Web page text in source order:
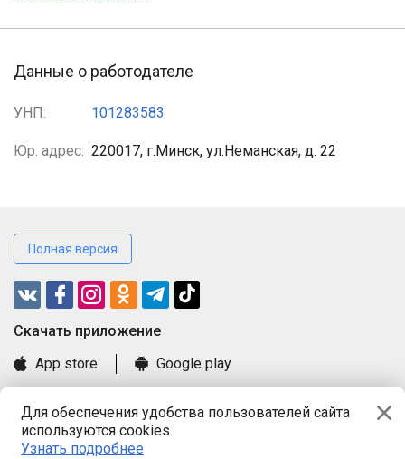
Для обеспечения удобства пользователей сайта
используются cookies.
Узнать подробнее
Данные о работодателе
УНП: 101283583
Юр. адрес: 220017, г.Минск, ул.Неманская, д. 22
Полная версия
Cкачать приложение
App store
Google play
Книга замечаний и предложений
Правила и документы